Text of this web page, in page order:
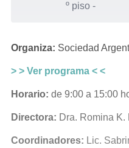
º piso -
Organiza: Sociedad
> > Ver programa < <
Horario: de 9:00 a 15:00
Directora: Dra. Romina K.
Coordinadores: Lic.